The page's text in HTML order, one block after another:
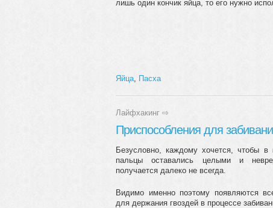
лишь один кончик яйца, то его нужно
Яйца, Пасха
Лайфхакинг ⇨
Приспособления для
Безусловно, каждому хочется, чтобы в
пальцы оставались целыми и
получается далеко не всегда.
Видимо именно поэтому появляются
для держания гвоздей в процессе